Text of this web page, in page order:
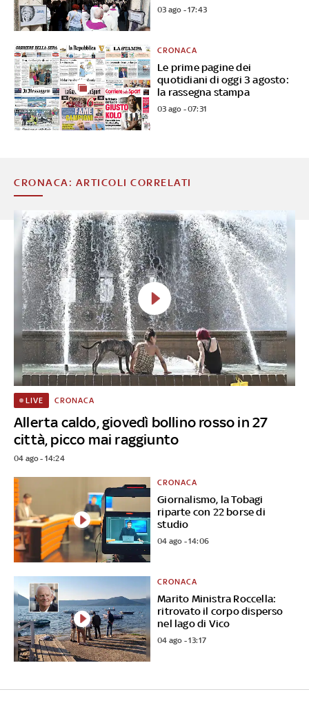
03 ago - 17:43
Le prime pagine dei
quotidiani di oggi 3 agosto:
la rassegna stampa
CRONACA
03 ago - 07:31
CRONACA: ARTICOLI CORRELATI
Allerta caldo, giovedì bollino rosso in 27
città, picco mai raggiunto
LIVE CRONACA
04 ago - 14:24
Giornalismo, la Tobagi
riparte con 22 borse di
studio
CRONACA
04 ago - 14:06
Marito Ministra Roccella:
ritrovato il corpo disperso
nel lago di Vico
CRONACA
04 ago - 13:17